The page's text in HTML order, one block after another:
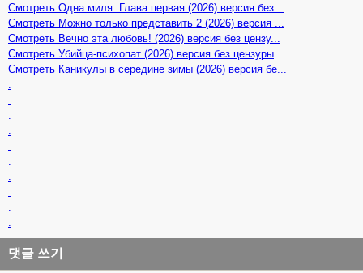
Смотреть Одна миля: Глава первая (2026) версия без...
Смотреть Можно только представить 2 (2026) версия ...
Смотреть Вечно эта любовь! (2026) версия без цензу...
Смотреть Убийца-психопат (2026) версия без цензуры
Смотреть Каникулы в середине зимы (2026) версия бе...
.
.
.
.
.
.
.
.
.
.
댓글 쓰기